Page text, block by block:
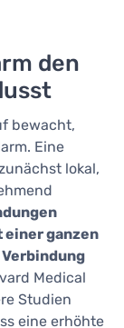
den
bewacht,
Eine
lokal,
ganzen
Medical
Studien
eine erhöhte